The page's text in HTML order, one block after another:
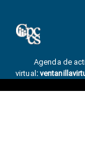
Agenda de
virtual :